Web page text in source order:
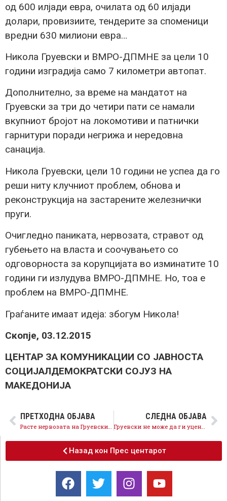
од 600 илјади евра, очилата од 60 илјади
долари, провизиите, тендерите за споменици
вредни 630 милиони евра…
Никола Груевски и ВМРО-ДПМНЕ за цели 10
години изградија само 7 километри автопат.
Дополнително, за време на мандатот на
Груевски за три до четири пати се намали
вкупниот бројот на локомотиви и патнички
гарнитури поради негрижа и нередовна
санација.
Никола Груевски, цели 10 години не успеа да го
реши ниту клучниот проблем, обнова и
реконструкција на застарените железнички
пруги.
Очигледно паниката, нервозата, стравот од
губењето на власта и соочувањето со
одговорноста за корупцијата во изминатите 10
години ги излудува ВМРО-ДПМНЕ. Но, тоа е
проблем на ВМРО-ДПМНЕ.
Граѓаните имаат идеја: збогум Никола!
Скопје, 03.12.2015
ЦЕНТАР ЗА КОМУНИКАЦИИ СО ЈАВНОСТА
СОЦИЈАЛДЕМОКРАТСКИ СОЈУЗ НА
МАКЕДОНИЈА
ПРЕТХОДНА ОБЈАВА СЛЕДНА ОБЈАВА
Груевски не може да ги уценува земјоделците
Назад кон Прес центарот